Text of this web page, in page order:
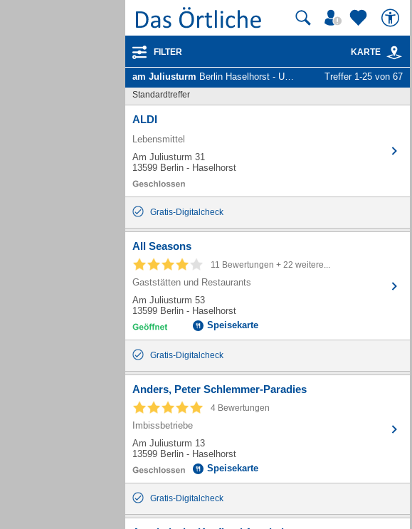
FILTER KARTE
am Juliusturm Berlin Haselhorst - Unternehmen und Personen Treffer 1-25 von 67
Standardtreffer
ALDI
Lebensmittel
Am Juliusturm 31
13599 Berlin - Haselhorst
Gratis-Digitalcheck
All Seasons
11 Bewertungen + 22 weitere...
Gaststätten und Restaurants
Am Juliusturm 53
13599 Berlin - Haselhorst
Speisekarte
Gratis-Digitalcheck
Anders, Peter Schlemmer-Paradies
4 Bewertungen
Imbissbetriebe
Am Juliusturm 13
13599 Berlin - Haselhorst
Speisekarte
Gratis-Digitalcheck